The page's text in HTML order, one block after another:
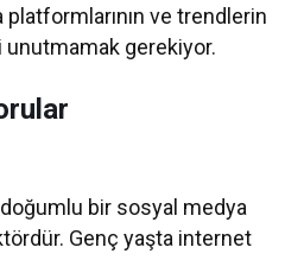
ve trendlerin
gerekiyor.
bir sosyal medya
Genç yaşta internet